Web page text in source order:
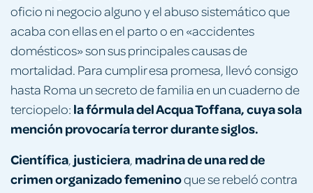
oficio ni negocio alguno y el abuso sistemático que
acaba con ellas en el parto o en «accidentes
domésticos» son sus principales causas de
mortalidad. Para cumplir esa promesa, llevó consigo
hasta Roma un secreto de familia en un cuaderno de
terciopelo: la fórmula del Acqua Toffana, cuya sola
mención provocaría terror durante siglos.
Científica, justiciera, madrina de una red de
crimen organizado femeninoque se rebeló contra